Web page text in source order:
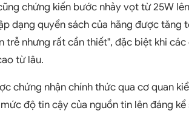
chứng kiến bước nhảy vọt từ 25W
dạng quyển sách của hãng được tăng
trễ nhưng rất cần thiết", đặc biệt khi
từ lâu.
chứng nhận chính thức qua cơ quan
độ tin cậy của nguồn tin lên đáng